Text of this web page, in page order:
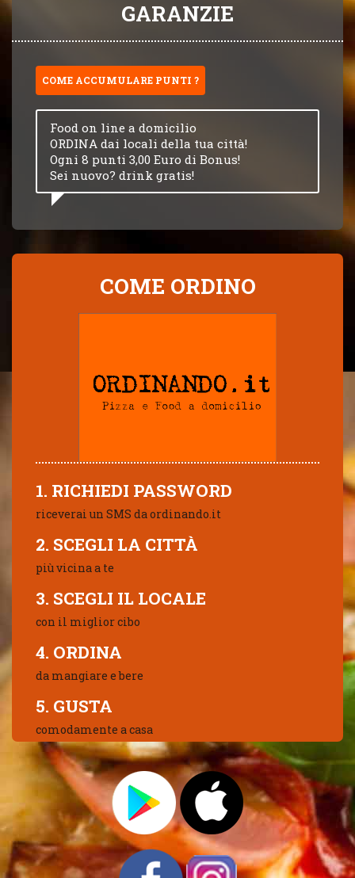
GARANZIE
COME ACCUMULARE PUNTI ?
Food on line a domicilio
ORDINA dai locali della tua città!
Ogni 8 punti 3,00 Euro di Bonus!
Sei nuovo? drink gratis!
COME ORDINO
1. RICHIEDI PASSWORD
riceverai un SMS da ordinando.it
2. SCEGLI LA CITTÀ
più vicina a te
3. SCEGLI IL LOCALE
con il miglior cibo
4. ORDINA
da mangiare e bere
5. GUSTA
comodamente a casa